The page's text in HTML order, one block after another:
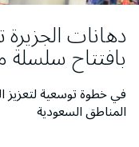
دهانات
بافتتاح
في خطوة توسعية
المناطق السعودية